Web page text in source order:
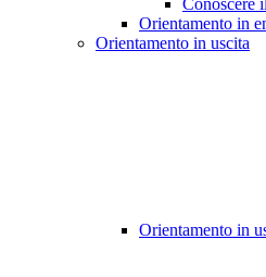
Conoscere
Orientamento in
Orientamento in uscita
Orientamento in